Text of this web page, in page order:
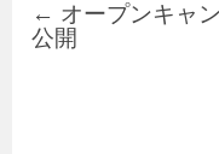
← オープンキャ
公開